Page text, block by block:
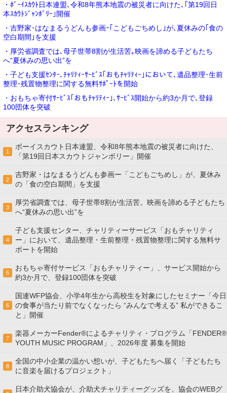
・ﾎﾞｰｲｽｶｳﾄ日本連盟､令和8年熊本地震の被災者に向けた､｢第19回日
本ｽｶｳﾄｼﾞｬﾝﾎﾞﾘｰ｣開催
・吉野家･はなまるうどんも参画ｰ｢こどもごちめし｣が､夏休みの｢食の
空白期間｣を支援
・厚労省調査では､母子世帯8割が生活苦｡映画を諦める子どもたち
へ“夏休みの思い出”を
・子ども支援ｾﾝﾀｰ､ﾁｬﾘﾃｨｰｻｰﾋﾞｽ｢おもﾁｬﾘﾃｨｰ｣において､遺品整理･生前
整理･残置物整理に関する無料ｻﾎﾟｰﾄを開始
・おもちゃ寄付ｻｰﾋﾞｽ｢おもﾁｬﾘﾃｨｰ｣､ｻｰﾋﾞｽ開始から約3か月で､登録
100団体を突破
アクセスランキング
1
ボーイスカウト日本連盟、令和8年熊本地震の被災者に向けた、
「第19回日本スカウトジャンボリー」開催
2
吉野家・はなまるうどんも参画ー「こどもごちめし」が、夏休み
の「食の空白期間」を支援
3
厚労省調査では、母子世帯8割が生活苦。映画を諦める子どもたち
へ“夏休みの思い出”を
4
子ども支援センター、チャリティーサービス「おもチャリティ
ー」において、遺品整理・生前整理・残置物整理に関する無料サ
ポートを開始
5
おもちゃ寄付サービス「おもチャリティー」、サービス開始から
約3か月で、登録100団体を突破
6
国連WFP協会、小学4年生から高校生を対象にしたセミナー「今日
の食事が当たり前でなくなったら “みんなで考える” 私ができるこ
と」開催
7
楽器メーカーFender®によるチャリティ・プログラム「FENDER®︎
YOUTH MUSIC PROGRAM」、2026年度 募集を開始
8
全国の中小企業の温かい想いが、子どもたちへ届く「子どもたち
に音楽を届けるプロジェクト」
日本介助犬協会が、介助犬チャリティーグッズを、協会のWEBグ